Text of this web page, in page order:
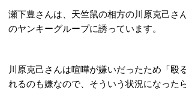
瀬下豊さんは、天竺鼠の相方の川原克己さ
のヤンキーグループに誘っています。
川原克己さんは喧嘩が嫌いだったため「殴
れるのも嫌なので、そういう状況になった